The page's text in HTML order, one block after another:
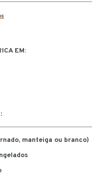
EM:
manteiga ou branco)